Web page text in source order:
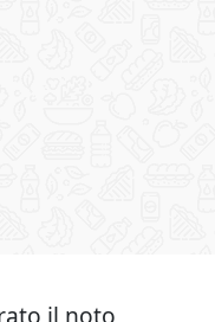
il noto